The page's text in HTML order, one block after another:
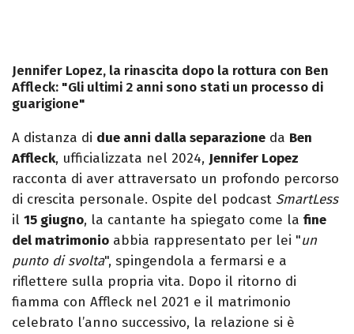
Jennifer Lopez, la rinascita dopo la rottura con Ben
Affleck: "Gli ultimi 2 anni sono stati un processo di
guarigione"
A distanza di due anni dalla separazione da Ben
Affleck, ufficializzata nel 2024, Jennifer Lopez
racconta di aver attraversato un profondo percorso
di crescita personale. Ospite del podcast SmartLess
il 15 giugno, la cantante ha spiegato come la fine
del matrimonio abbia rappresentato per lei "un
punto di svolta", spingendola a fermarsi e a
riflettere sulla propria vita. Dopo il ritorno di
fiamma con Affleck nel 2021 e il matrimonio
celebrato l’anno successivo, la relazione si è